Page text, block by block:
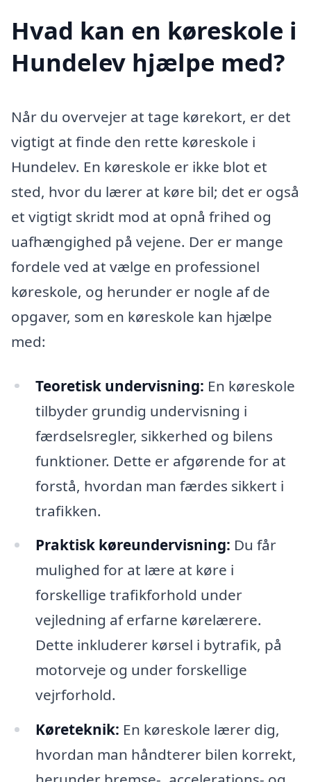
Hvad kan en køreskole i
Hundelev hjælpe med?
Når du overvejer at tage kørekort, er det
vigtigt at finde den rette køreskole i
Hundelev. En køreskole er ikke blot et
sted, hvor du lærer at køre bil; det er også
et vigtigt skridt mod at opnå frihed og
uafhængighed på vejene. Der er mange
fordele ved at vælge en professionel
køreskole, og herunder er nogle af de
opgaver, som en køreskole kan hjælpe
med:
Teoretisk undervisning: En køreskole
tilbyder grundig undervisning i
færdselsregler, sikkerhed og bilens
funktioner. Dette er afgørende for at
forstå, hvordan man færdes sikkert i
trafikken.
Praktisk køreundervisning: Du får
mulighed for at lære at køre i
forskellige trafikforhold under
vejledning af erfarne kørelærere.
Dette inkluderer kørsel i bytrafik, på
motorveje og under forskellige
vejrforhold.
Køreteknik: En køreskole lærer dig,
hvordan man håndterer bilen korrekt,